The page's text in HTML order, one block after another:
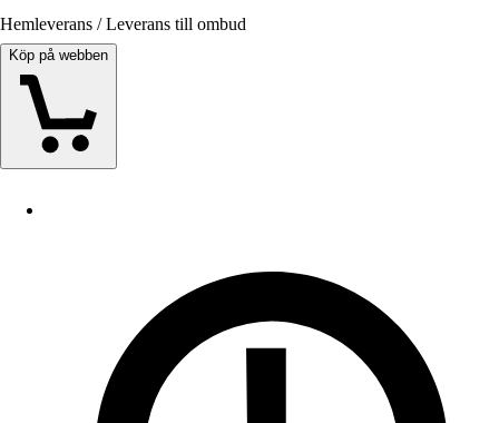
Hemleverans / Leverans till ombud
Köp på webben